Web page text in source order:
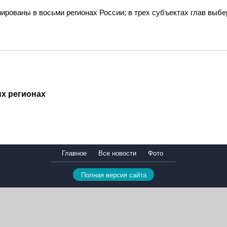
в восьми регионах России; в трех субъектах глав
регионах
Главное Все новости Фото
Полная версия сайта